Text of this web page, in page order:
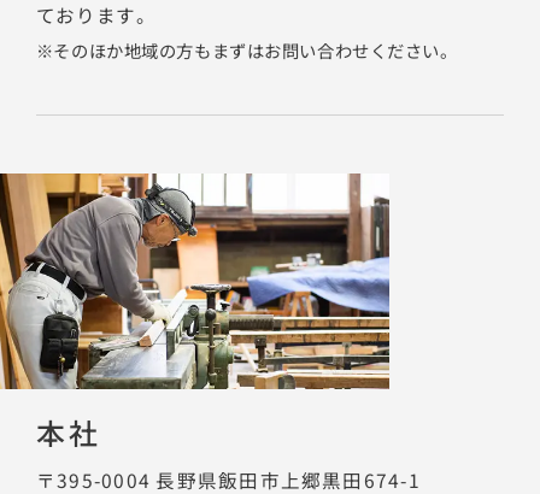
ております。
そのほか地域の方もまずはお問い合わせください。
本社
〒395-0004 長野県飯田市上郷黒田674-1